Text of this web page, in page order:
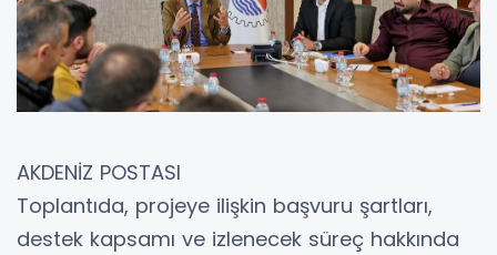
AKDENİZ POSTASI
Toplantıda, projeye ilişkin başvuru şartları,
destek kapsamı ve izlenecek süreç hakkında